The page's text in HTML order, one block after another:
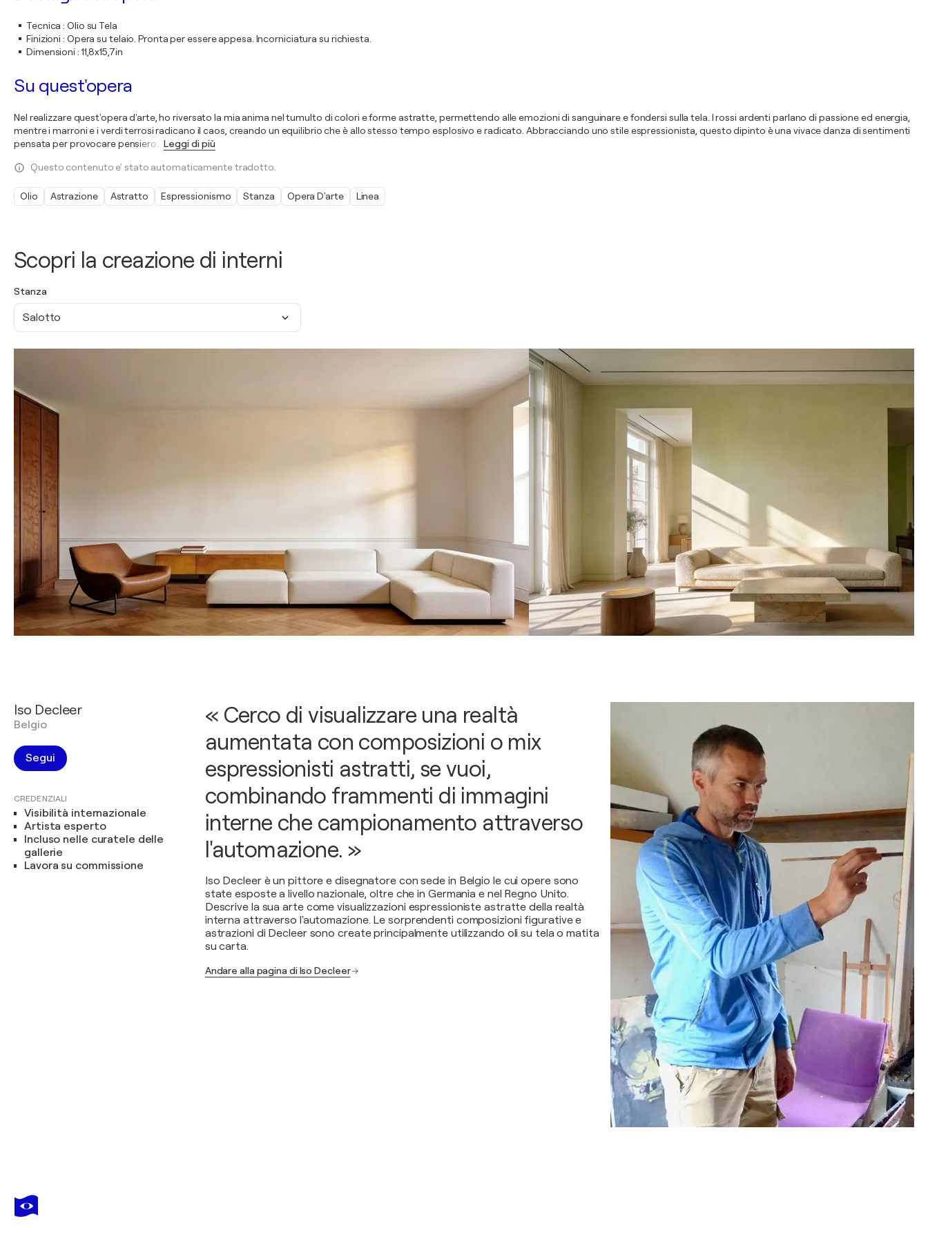
Scopri la creazione di interni
Stanza
Salotto
Tecnica :Olio su Tela
Finizioni : Opera su telaio. Pronta per essere appesa. Incorniciatura su richiesta.
Dimensioni : 11,8x15,7in
Su quest'opera
Nel realizzare quest'opera d'arte, ho riversato la mia anima nel tumulto di colori e forme astratte, permettendo alle emozioni di sanguinare e fondersi sulla tela. I rossi ardenti parlano di passione ed energia,
mentre i marroni e i verdi terrosi radicano il caos, creando un equilibrio che è allo stesso tempo esplosivo e radicato. Abbracciando uno stile espressionista, questo dipinto è una vivace danza di sentimenti
pensata per provocare pensiero
Leggi di più
Questo contenuto e' stato automaticamente tradotto.
Olio Astrazione Astratto Espressionismo Stanza Opera D'arte Linea
Iso Decleer
Belgio
Segui
CREDENZIALI
Visibilità internazionale
Artista esperto
Incluso nelle curatele delle
gallerie
Lavora su commissione
« Cerco di visualizzare una realtà
aumentata con composizioni o mix
espressionisti astratti, se vuoi,
combinando frammenti di immagini
interne che campionamento attraverso
l'automazione. »
Iso Decleer è un pittore e disegnatore con sede in Belgio le cui opere sono
state esposte a livello nazionale, oltre che in Germania e nel Regno Unito.
Descrive la sua arte come visualizzazioni espressioniste astratte della realtà
interna attraverso l'automazione. Le sorprendenti composizioni figurative e
astrazioni di Decleer sono create principalmente utilizzando oli su tela o matita
su carta.
Andare alla pagina di Iso Decleer